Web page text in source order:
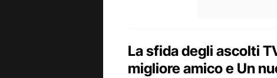
La sfida degli ascolti
migliore amico e Un